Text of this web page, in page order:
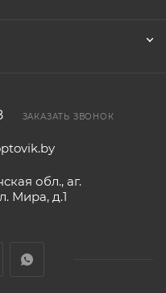
ЗАКАЗАТЬ ЗВОНОК
обл., аг.
Мира, д.1